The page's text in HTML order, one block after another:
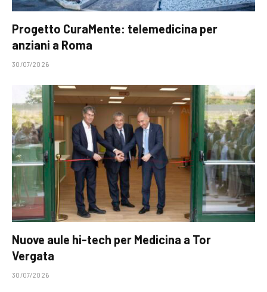
Progetto CuraMente: telemedicina per
anziani a Roma
30/07/2026
Nuove aule hi-tech per Medicina a Tor
Vergata
30/07/2026